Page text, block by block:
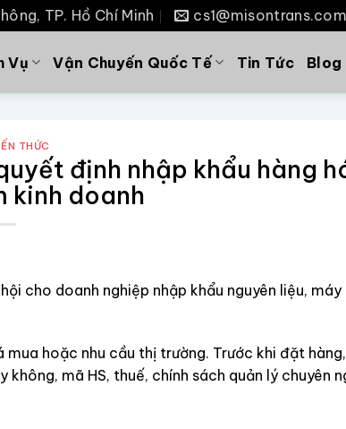
TP. Hồ Chí Minh
Vụ Vận Chuyến Quốc Tế Tin Tức Blog
THỨC
định nhập khẩu hàng
kinh doanh
cho doanh nghiệp nhập khẩu nguyên liệu,
mua hoặc nhu cầu thị trường. Trước khi đặt
mã HS, thuế, chính sách quản lý chuyên